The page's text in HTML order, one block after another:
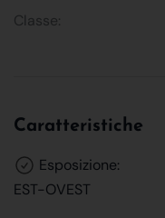
Classe:
Caratteristiche
Esposizione:
EST-OVEST